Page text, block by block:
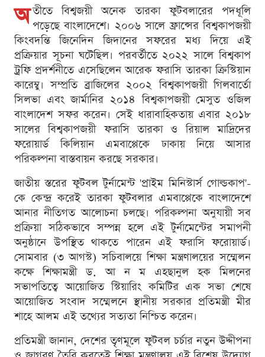
অ তীতে বিশ্বজয়ী অনেক তারকা ফুটবলারের পদধূলি
পড়েছে বাংলাদেশে। ২০০৬ সালে ফ্রান্সের বিশ্বকাপজয়ী
কিংবদন্তি জিনেদিন জিদানের সফরের মধ্য দিয়ে এই
প্রক্রিয়ার সূচনা ঘটেছিল। পরবর্তীতে ২০২২ সালে বিশ্বকাপ
ট্রফি প্রদর্শনীতে এসেছিলেন আরেক ফরাসি তারকা ক্রিস্টিয়ান
কারেম্বু। সম্প্রতি ব্রাজিলের ২০০২ বিশ্বকাপজয়ী গিলবার্তো
সিলভা এবং জার্মানির ২০১৪ বিশ্বকাপজয়ী মেসুত ওজিল
বাংলাদেশ সফর করেন। সেই ধারাবাহিকতায় এবার ২০১৮
সালের বিশ্বকাপজয়ী ফরাসি তারকা ও রিয়াল মাদ্রিদের
ফরোয়ার্ড কিলিয়ান এমবাপ্পেকে ঢাকায় নিয়ে আসার
পরিকল্পনা বাস্তবায়ন করছে সরকার।
জাতীয় স্তরের ফুটবল টুর্নামেন্ট 'প্রাইম মিনিস্টার্স গোল্ডকাপ'-
কে কেন্দ্র করেই তারকা ফুটবলার এমবাপ্পেকে বাংলাদেশে
আনার নীতিগত আলোচনা চলছে। পরিকল্পনা অনুযায়ী সব
প্রক্রিয়া সঠিকভাবে সম্পন্ন হলে এই টুর্নামেন্টের সমাপনী
অনুষ্ঠানে উপস্থিত থাকতে পারেন এই ফরাসি ফরোয়ার্ড।
সোমবার (৩ আগস্ট) সচিবালয়ে শিক্ষা মন্ত্রণালয়ের সম্মেলন
কক্ষে শিক্ষামন্ত্রী ড. আ ন ম এহছানুল হক মিলনের
সভাপতিত্বে আয়োজিত স্টিয়ারিং কমিটির এক সভা শেষে
আয়োজিত সংবাদ সম্মেলনে স্থানীয় সরকার প্রতিমন্ত্রী মীর
শাহে আলম এই তথ্যের সত্যতা নিশ্চিত করেন।
প্রতিমন্ত্রী জানান, দেশের তৃণমূলে ফুটবল চর্চার নতুন উদ্দীপনা